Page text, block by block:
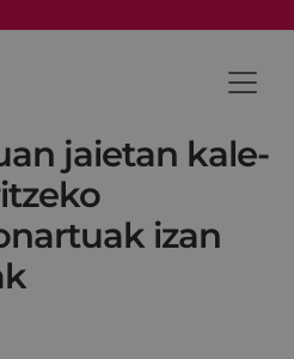
jaietan kale-
izan